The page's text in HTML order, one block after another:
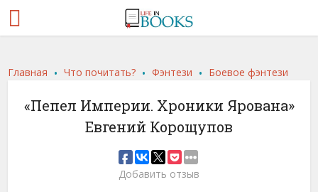
Главная .Что почитать? .Фэнтези . Боевое фэнтези
«Пепел Империи. Хроники Ярована»
Евгений Корощупов
Добавить отзыв